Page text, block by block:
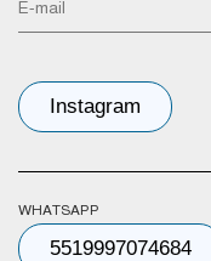
Instagram
WHATSAPP
5519997074684